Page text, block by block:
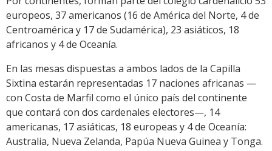
europeos, 37 americanos (16 de América del Norte, 4 de
Centroamérica y 17 de Sudamérica), 23 asiáticos, 18
africanos y 4 de Oceanía.
En las mesas dispuestas a ambos lados de la Capilla
Sixtina estarán representadas 17 naciones africanas —
con Costa de Marfil como el único país del continente
que contará con dos cardenales electores—, 14
americanas, 17 asiáticas, 18 europeas y 4 de Oceanía:
Australia, Nueva Zelanda, Papúa Nueva Guinea y Tonga.